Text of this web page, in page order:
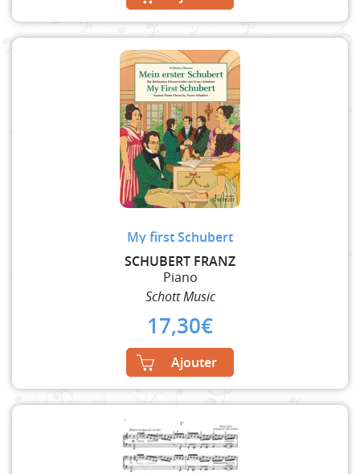
My first Schubert
SCHUBERT FRANZ
Piano
Schott Music
17,30€
Ajouter